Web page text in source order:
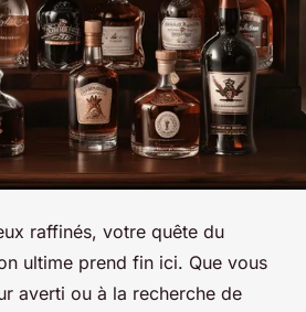
raffinés, votre quête du
ultime prend fin ici. Que vous
averti ou à la recherche de